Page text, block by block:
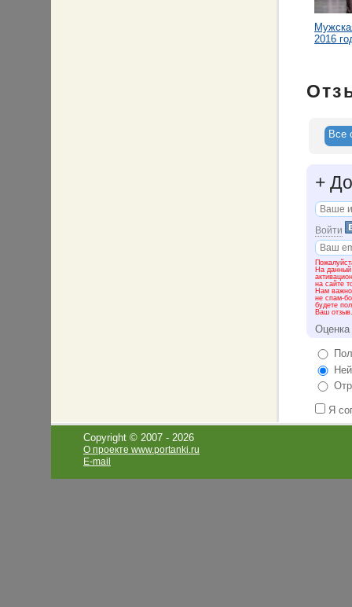
2016
Все
+
Войти
На данный
на сайте
Нам важно
не спам-
будете
Ваш отзыв.
Оценка
Я
Copyright © 2007 - 2026
О проекте www.portanki.ru
E-mail